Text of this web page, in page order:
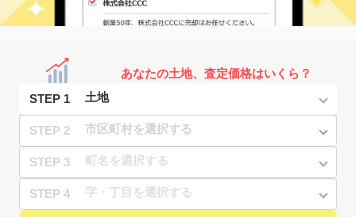
あなたの土地、査定価格はいくら？
STEP 1
STEP 2
STEP 3
STEP 4